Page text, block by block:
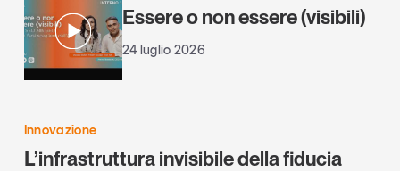
Essere o non essere (visibili)
24 luglio 2026
Innovazione
L’infrastruttura invisibile della fiducia